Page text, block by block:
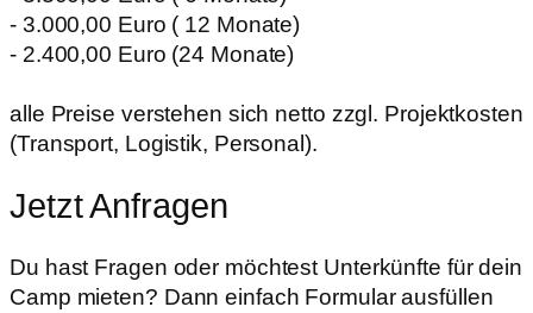
- 3.000,00 Euro ( 12 Monate)
- 2.400,00 Euro (24 Monate)
alle Preise verstehen sich netto zzgl. Projektkosten
(Transport, Logistik, Personal).
Jetzt Anfragen
Du hast Fragen oder möchtest Unterkünfte für dein
Camp mieten? Dann einfach Formular ausfüllen